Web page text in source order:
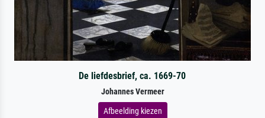
De liefdesbrief, ca. 1669-70
Johannes Vermeer
Afbeelding kiezen